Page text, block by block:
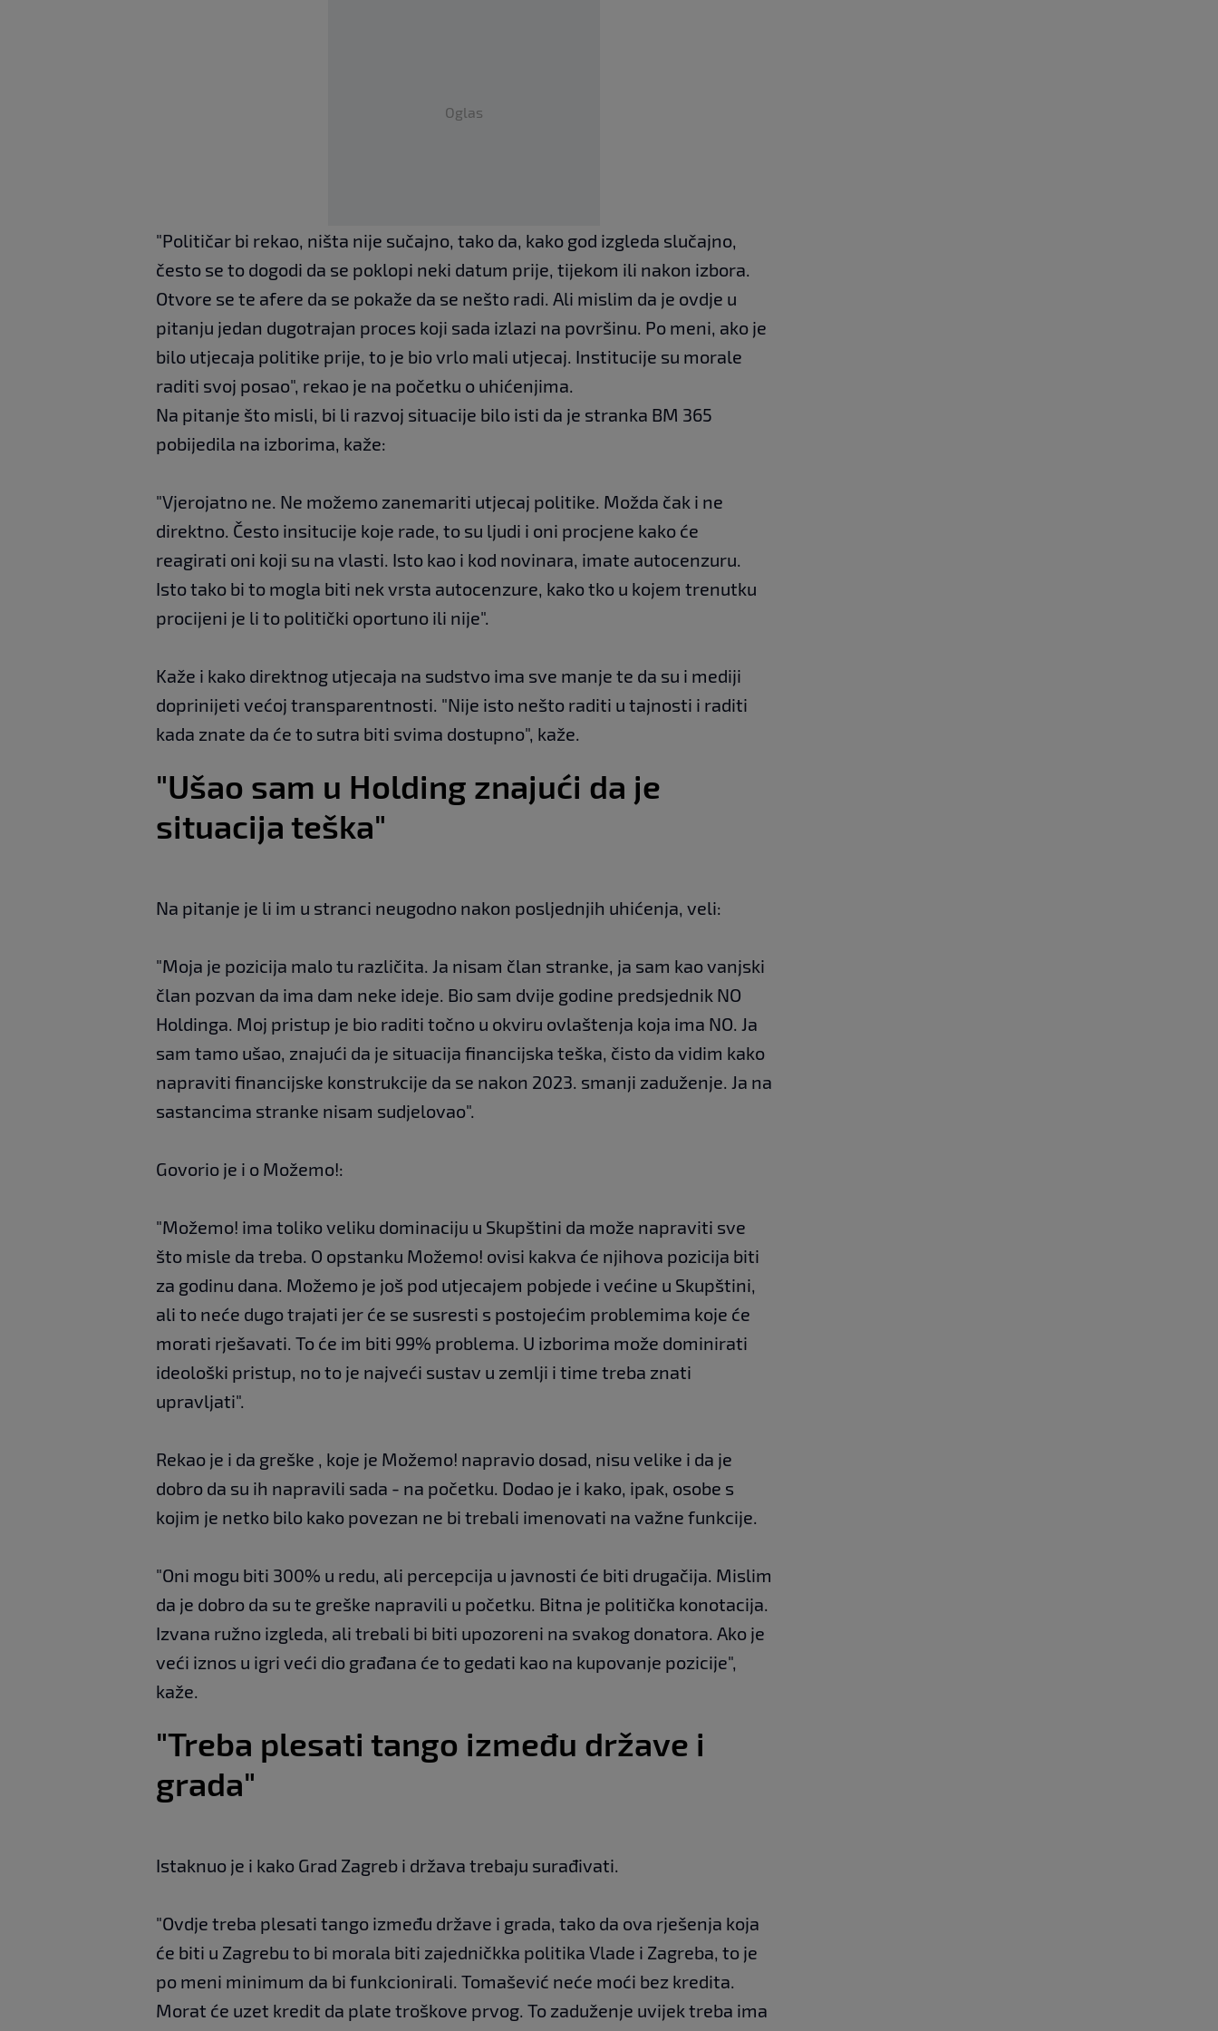
Oglas
"Političar bi rekao, ništa nije sučajno, tako da, kako god izgleda slučajno,
često se to dogodi da se poklopi neki datum prije, tijekom ili nakon izbora.
Otvore se te afere da se pokaže da se nešto radi. Ali mislim da je ovdje u
pitanju jedan dugotrajan proces koji sada izlazi na površinu. Po meni, ako je
bilo utjecaja politike prije, to je bio vrlo mali utjecaj. Institucije su morale
raditi svoj posao", rekao je na početku o uhićenjima.
Na pitanje što misli, bi li razvoj situacije bilo isti da je stranka BM 365
pobijedila na izborima, kaže:
"Vjerojatno ne. Ne možemo zanemariti utjecaj politike. Možda čak i ne
direktno. Često insitucije koje rade, to su ljudi i oni procjene kako će
reagirati oni koji su na vlasti. Isto kao i kod novinara, imate autocenzuru.
Isto tako bi to mogla biti nek vrsta autocenzure, kako tko u kojem trenutku
procijeni je li to politički oportuno ili nije".
Kaže i kako direktnog utjecaja na sudstvo ima sve manje te da su i mediji
doprinijeti većoj transparentnosti. "Nije isto nešto raditi u tajnosti i raditi
kada znate da će to sutra biti svima dostupno", kaže.
"Ušao sam u Holding znajući da je
situacija teška"
Na pitanje je li im u stranci neugodno nakon posljednjih uhićenja, veli:
"Moja je pozicija malo tu različita. Ja nisam član stranke, ja sam kao vanjski
član pozvan da ima dam neke ideje. Bio sam dvije godine predsjednik NO
Holdinga. Moj pristup je bio raditi točno u okviru ovlaštenja koja ima NO. Ja
sam tamo ušao, znajući da je situacija financijska teška, čisto da vidim kako
napraviti financijske konstrukcije da se nakon 2023. smanji zaduženje. Ja na
sastancima stranke nisam sudjelovao".
Govorio je i o Možemo!:
"Možemo! ima toliko veliku dominaciju u Skupštini da može napraviti sve
što misle da treba. O opstanku Možemo! ovisi kakva će njihova pozicija biti
za godinu dana. Možemo je još pod utjecajem pobjede i većine u Skupštini,
ali to neće dugo trajati jer će se susresti s postojećim problemima koje će
morati rješavati. To će im biti 99% problema. U izborima može dominirati
ideološki pristup, no to je najveći sustav u zemlji i time treba znati
upravljati".
Rekao je i da greške , koje je Možemo! napravio dosad, nisu velike i da je
dobro da su ih napravili sada - na početku. Dodao je i kako, ipak, osobe s
kojim je netko bilo kako povezan ne bi trebali imenovati na važne funkcije.
"Oni mogu biti 300% u redu, ali percepcija u javnosti će biti drugačija. Mislim
da je dobro da su te greške napravili u početku. Bitna je politička konotacija.
Izvana ružno izgleda, ali trebali bi biti upozoreni na svakog donatora. Ako je
veći iznos u igri veći dio građana će to gedati kao na kupovanje pozicije",
kaže.
"Treba plesati tango između države i
grada"
Istaknuo je i kako Grad Zagreb i država trebaju surađivati.
"Ovdje treba plesati tango između države i grada, tako da ova rješenja koja
će biti u Zagrebu to bi morala biti zajedničkka politika Vlade i Zagreba, to je
po meni minimum da bi funkcionirali. Tomašević neće moći bez kredita.
Morat će uzet kredit da plate troškove prvog. To zaduženje uvijek treba ima